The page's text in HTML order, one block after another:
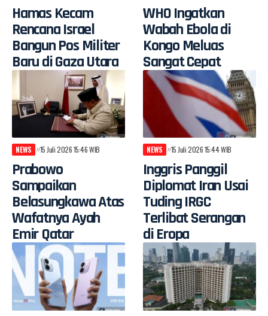
Hamas Kecam
Rencana Israel
Bangun Pos Militer
Baru di Gaza Utara
WHO Ingatkan
Wabah Ebola di
Kongo Meluas
Sangat Cepat
NEWS 15 Juli 2026 15:46 WIB
Prabowo
Sampaikan
Belasungkawa Atas
Wafatnya Ayah
Emir Qatar
NEWS 15 Juli 2026 15:44 WIB
Inggris Panggil
Diplomat Iran Usai
Tuding IRGC
Terlibat Serangan
di Eropa